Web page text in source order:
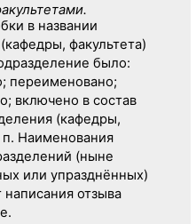
в названии
факультета)
было:
переименовано;
включено в состав
(кафедры,
п. Наименования
(ныне
или упразднённых)
отзыва